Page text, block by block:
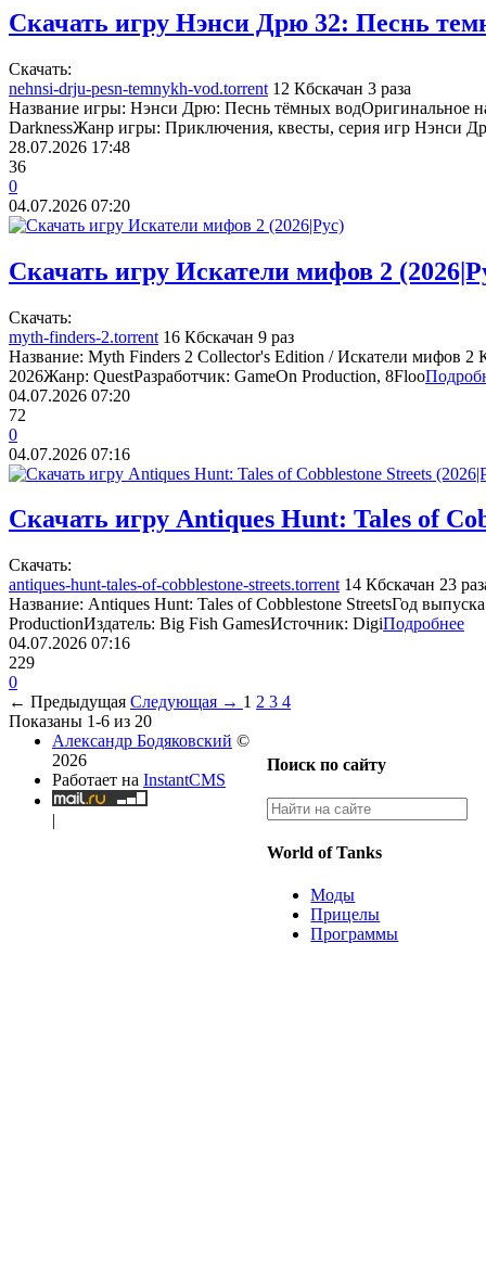
Скачать игру Нэнси Дрю 32: Песнь
Cкачать:
nehnsi-drju-pesn-temnykh-vod.torrent 12 Кбскачан 3 раза
Название игры: Нэнси Дрю: Песнь тёмных водОригинальное
DarknessЖанр игры: Приключения, квесты, серия игр Нэнси
28.07.2026 17:48
36
0
04.07.2026 07:20
Скачать игру Искатели мифов 2
Cкачать:
myth-finders-2.torrent 16 Кбскачан 9 раз
Название: Myth Finders 2 Collector's Edition / Искатели мифов 2
2026Жанр: QuestРазработчик: GameOn Production, 8Floo
04.07.2026 07:20
72
0
04.07.2026 07:16
Скачать игру Antiques Hunt: Tales of
Cкачать:
antiques-hunt-tales-of-cobblestone-streets.torrent 14 Кбскачан 23
Название: Antiques Hunt: Tales of Cobblestone StreetsГод
ProductionИздатель: Big Fish GamesИсточник: DigiПодробнее
04.07.2026 07:16
229
0
← Предыдущая Следующая → 1 2 3 4
Показаны 1-6 из 20
Поиск по сайту
World of Tanks
Моды
Прицелы
Программы
Александр Бодяковский ©
2026
Работает на InstantCMS
|